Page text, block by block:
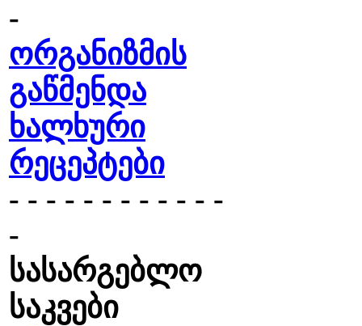
-
ორგანიზმის
გაწმენდა
ხალხური
რეცეპტები
- - - - - - - - - - - -
-
სასარგებლო
საკვები